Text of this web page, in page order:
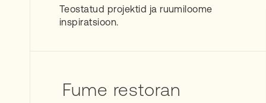
Teostatud projektid ja ruumiloome
inspiratsioon.
Fume restoran